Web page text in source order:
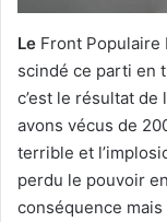
Le Front Populaire
scindé ce parti en
c’est le résultat
avons vécus de
terrible et
perdu le pouvoir
conséquence mais